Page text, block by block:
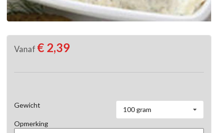
Vanaf € 2,39
Gewicht
100 gram
Opmerking